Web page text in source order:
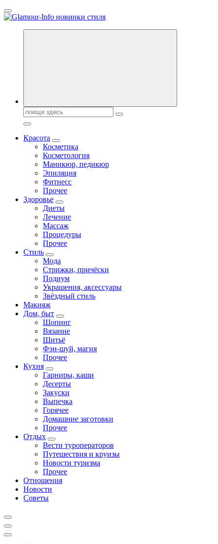
Перейти
к
Секреты молодости, красоты и долголетия. Гламурный журнал
Поиск:
Красота
Косметика
Косметология
Маникюр, педикюр
Эпиляция
Фитнесс
Прочее
Здоровье
Диеты
Лечение
Массаж
Процедуры
Прочее
Стиль
Мода
Стрижки, причёски
Подиум
Украшения, аксессуары
Звёздный стиль
Макияж
Дом, быт
Шопинг
Вязание
Шитьё
Фэн-шуй, магия
Прочее
Кухня
Гарниры, каши
Десерты
Закуски
Выпечка
Горячее
Домашние заготовки
Прочее
Отдых
Вести туроператоров
Путешествия и круизы
Новости туризма
Прочее
Отношения
Новости
Советы